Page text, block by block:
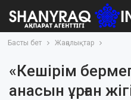
Басты бет Жаңалықтар
«Кешірім
анасын ұрған